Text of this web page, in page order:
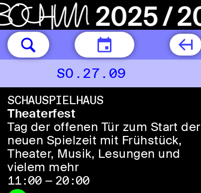
HEUTE
SO.27.09
SCHAUSPIELHAUS
Theaterfest
Tag der offenen Tür zum Start der
neuen Spielzeit mit Frühstück,
Theater, Musik, Lesungen und
vielem mehr
11:00 — 20:00